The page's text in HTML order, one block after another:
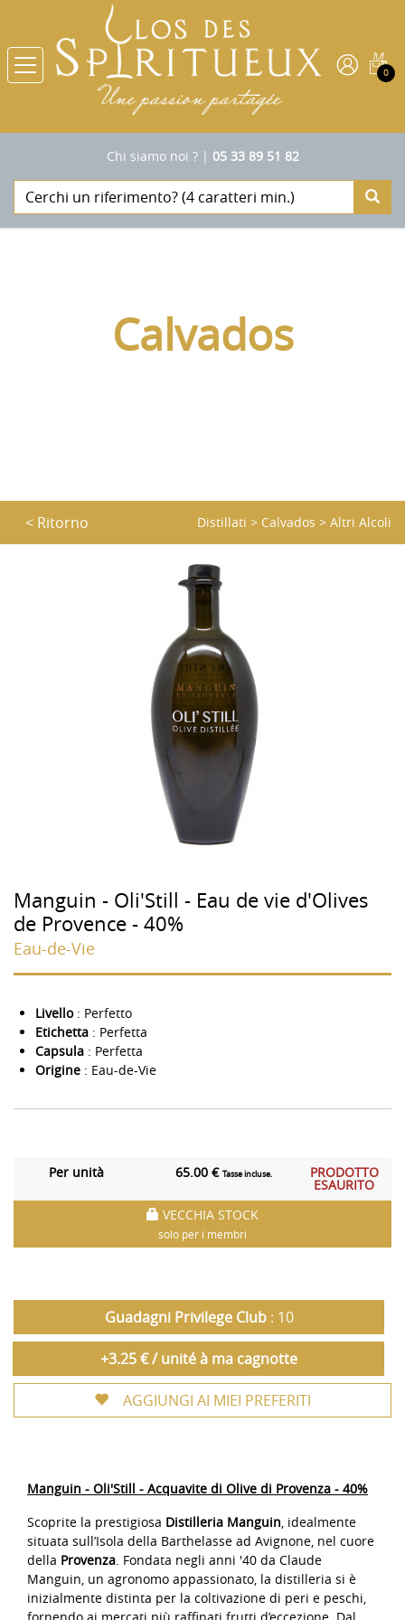
0
Chi siamo noi ?| 05 33 89 51 82
Calvados
< Ritorno Distillati > Calvados > Altri Alcoli
Manguin - Oli'Still - Eau de vie d'Olives
de Provence - 40%
Eau-de-Vie
Livello: Perfetto
Etichetta : Perfetta
Capsula : Perfetta
Origine : Eau-de-Vie
Per unità 65.00 €Tasse incluse. PRODOTTO
ESAURITO
VECCHIA STOCK
solo per i membri
Guadagni Privilege Club: 10
+3.25 € / unité à ma cagnotte
AGGIUNGI AI MIEI PREFERITI
Manguin - Oli'Still - Acquavite di Olive di Provenza - 40%
Scoprite la prestigiosa Distilleria Manguin, idealmente
situata sull’Isola della Barthelasse ad Avignone, nel cuore
della Provenza. Fondata negli anni '40 da Claude
Manguin, un agronomo appassionato, la distilleria si è
inizialmente distinta per la coltivazione di peri e peschi,